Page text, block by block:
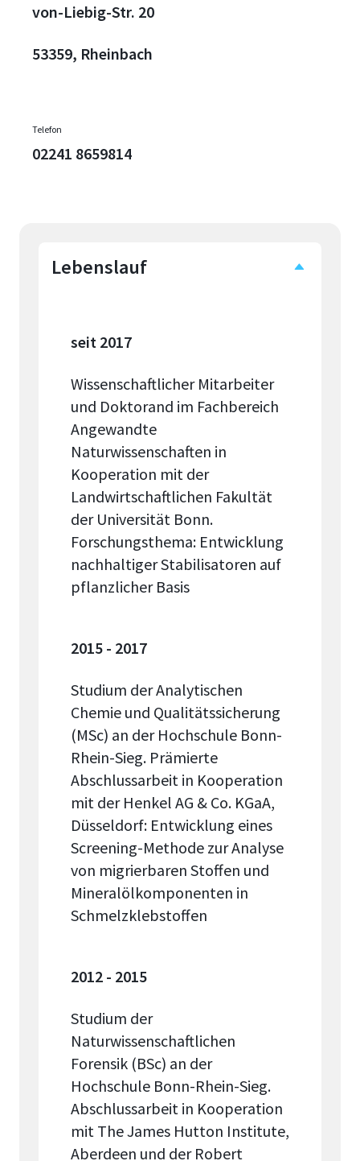
von-Liebig-Str. 20
53359, Rheinbach
Telefon
02241 8659814
Lebenslauf
seit 2017
Wissenschaftlicher Mitarbeiter
und Doktorand im Fachbereich
Angewandte
Naturwissenschaften in
Kooperation mit der
Landwirtschaftlichen Fakultät
der Universität Bonn.
Forschungsthema: Entwicklung
nachhaltiger Stabilisatoren auf
pflanzlicher Basis
2015 - 2017
Studium der Analytischen
Chemie und Qualitätssicherung
(MSc) an der Hochschule Bonn-
Rhein-Sieg. Prämierte
Abschlussarbeit in Kooperation
mit der Henkel AG & Co. KGaA​,
Düsseldorf: Entwicklung eines
Screening-Methode zur Analyse
von migrierbaren Stoffen und
Mineralölkomponenten in
Schmelzklebstoffen
2012 - 2015
Studium der
Naturwissenschaftlichen
Forensik (BSc) an der
Hochschule Bonn-Rhein-Sieg.
Abschlussarbeit in Kooperation
mit The James Hutton Institute,
Aberdeen und der Robert